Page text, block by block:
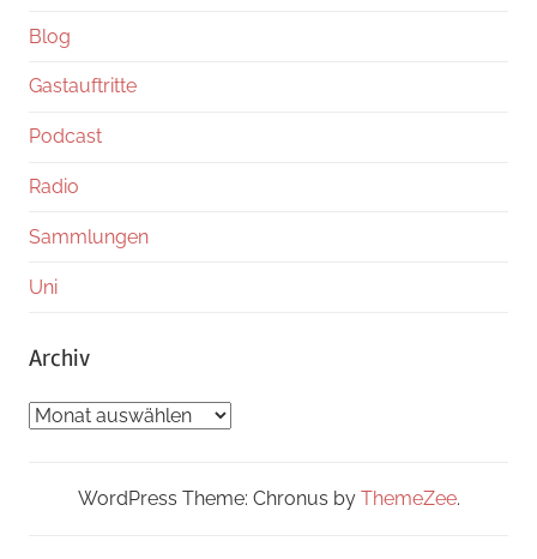
Blog
Gastauftritte
Podcast
Radio
Sammlungen
Uni
Archiv
Archiv
WordPress Theme: Chronus by ThemeZee.